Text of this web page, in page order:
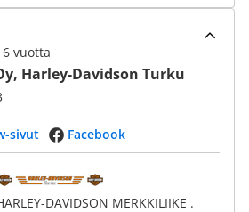
vuotta
Harley-Davidson Turku
sivut Facebook
DAVIDSON MERKKILIIKE .